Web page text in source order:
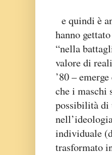
e quindi è
hanno
“nella
valore di
’80 –
che i maschi
possibilità di
individuale
trasformato